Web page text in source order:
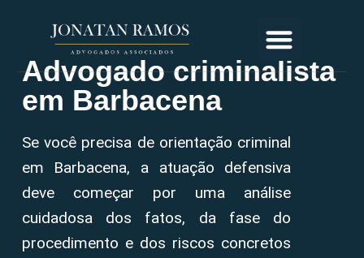
Advogado criminalista
em Barbacena
Se você precisa de orientação criminal
em Barbacena, a atuação defensiva
deve começar por uma análise
cuidadosa dos fatos, da fase do
procedimento e dos riscos concretos